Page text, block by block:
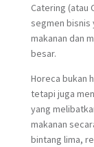
Catering (atau
segmen bisnis
makanan dan
besar.
Horeca bukan
tetapi juga
yang
makanan
bintang lima,